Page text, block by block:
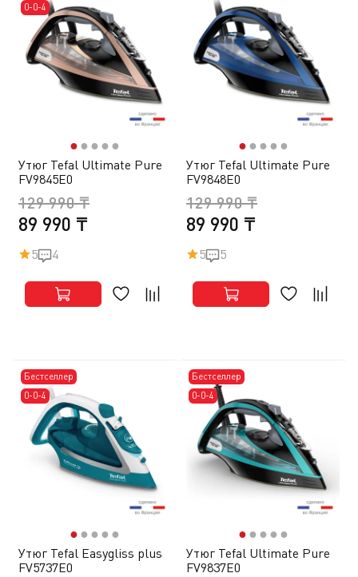
0-0-4
●● ● ● ●
Утюг Tefal Ultimate Pure
FV9845E0
89 990 ₸
129 990 ₸
5 4
●● ● ● ●
Утюг Tefal Ultimate Pure
FV9848E0
89 990 ₸
129 990 ₸
5 5
Бестселлер
0-0-4
●● ● ● ●
Утюг Tefal Easygliss plus
FV5737E0
Бестселлер
0-0-4
●● ● ● ●
Утюг Tefal Ultimate Pure
FV9837E0